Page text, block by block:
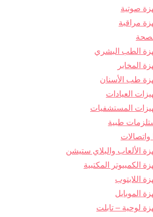
صوتية
مراقبة
الطب البشري
المخابر
طب الأسنان
العيادات
المستشفيات
طبية
واتصالات
الألعاب والبلاي ستيشن
الكمبيوتر المكتبية
اللابتوب
الموبايل
لوحية – تابلت